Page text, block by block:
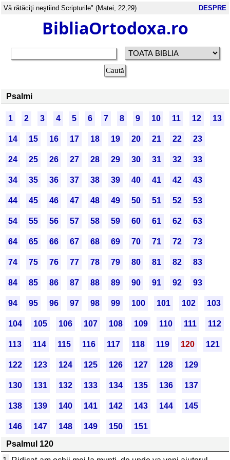
Vă rătăciţi neştiind Scripturile" (Matei, 22,29) DESPRE
BibliaOrtodoxa.ro
Psalmi
1 2 3 4 5 6 7 8 9 10 11 12 13
14 15 16 17 18 19 20 21 22 23
24 25 26 27 28 29 30 31 32 33
34 35 36 37 38 39 40 41 42 43
44 45 46 47 48 49 50 51 52 53
54 55 56 57 58 59 60 61 62 63
64 65 66 67 68 69 70 71 72 73
74 75 76 77 78 79 80 81 82 83
84 85 86 87 88 89 90 91 92 93
94 95 96 97 98 99 100 101 102 103
104 105 106 107 108 109 110 111 112
113 114 115 116 117 118 119 120 121
122 123 124 125 126 127 128 129
130 131 132 133 134 135 136 137
138 139 140 141 142 143 144 145
146 147 148 149 150
151
Psalmul 120